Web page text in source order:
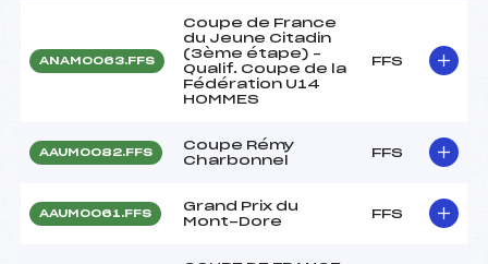
ANAM0063.FFS
Coupe de France
du Jeune Citadin
(3ème étape) –
Qualif. Coupe de la
Fédération U14
HOMMES
FFS
AAUM0082.FFS
Coupe Rémy
Charbonnel
FFS
AAUM0061.FFS
Grand Prix du
Mont-Dore
FFS